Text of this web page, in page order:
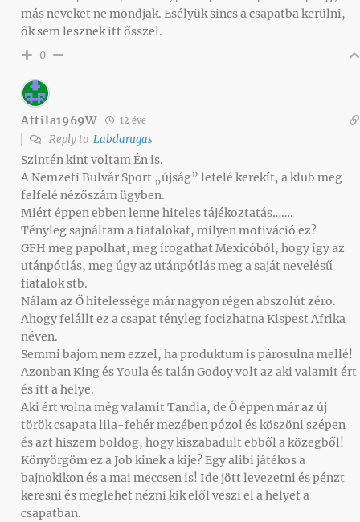
más neveket ne mondjak. Esélyük sincs a csapatba kerülni,
ők sem lesznek itt ősszel.
0
Attila1969W 12 éve
Reply to Labdarugas
Szintén kint voltam Én is.
A Nemzeti Bulvár Sport „újság” lefelé kerekít, a klub meg
felfelé nézőszám ügyben.
Miért éppen ebben lenne hiteles tájékoztatás…….
Tényleg sajnáltam a fiatalokat, milyen motiváció ez?
GFH meg papolhat, meg írogathat Mexicóból, hogy így az
utánpótlás, meg úgy az utánpótlás meg a saját nevelésű
fiatalok stb.
Nálam az Ő hitelessége már nagyon régen abszolút zéro.
Ahogy felállt ez a csapat tényleg focizhatna Kispest Afrika
néven.
Semmi bajom nem ezzel, ha produktum is párosulna mellé!
Azonban King és Youla és talán Godoy volt az aki valamit ért
és itt a helye.
Aki ért volna még valamit Tandia, de Ő éppen már az új
török csapata lila-fehér mezében pózol és köszöni szépen
és azt hiszem boldog, hogy kiszabadult ebből a közegből!
Könyörgöm ez a Job kinek a kije? Egy alibi játékos a
bajnokikon és a mai meccsen is! Ide jött levezetni és pénzt
keresni és meglehet nézni kik elől veszi el a helyet a
csapatban.